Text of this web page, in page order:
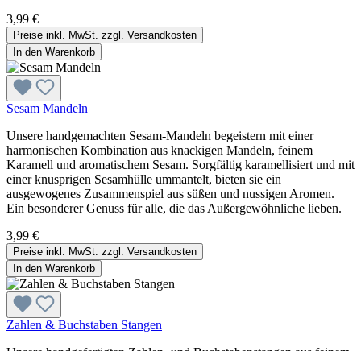
3,99 €
Preise inkl. MwSt. zzgl. Versandkosten
In den Warenkorb
Sesam Mandeln
Unsere handgemachten Sesam-Mandeln begeistern mit einer
harmonischen Kombination aus knackigen Mandeln, feinem
Karamell und aromatischem Sesam. Sorgfältig karamellisiert und mit
einer knusprigen Sesamhülle ummantelt, bieten sie ein
ausgewogenes Zusammenspiel aus süßen und nussigen Aromen.
Ein besonderer Genuss für alle, die das Außergewöhnliche lieben.
3,99 €
Preise inkl. MwSt. zzgl. Versandkosten
In den Warenkorb
Zahlen & Buchstaben Stangen